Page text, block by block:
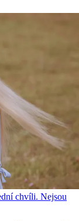
chvíli. Nejsou